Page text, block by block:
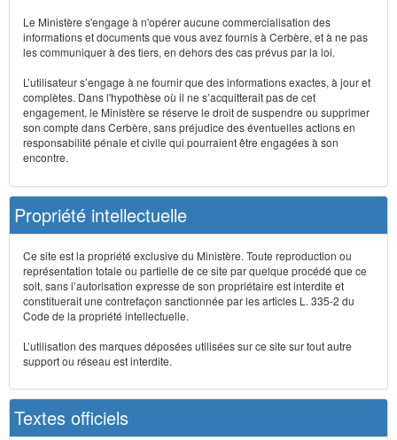
Le Ministère s'engage à n'opérer aucune commercialisation des
informations et documents que vous avez fournis à Cerbère, et à ne pas
les communiquer à des tiers, en dehors des cas prévus par la loi.
L’utilisateur s’engage à ne fournir que des informations exactes, à jour et
complètes. Dans l'hypothèse où il ne s’acquitterait pas de cet
engagement, le Ministère se réserve le droit de suspendre ou supprimer
son compte dans Cerbère, sans préjudice des éventuelles actions en
responsabilité pénale et civile qui pourraient être engagées à son
encontre.
Propriété intellectuelle
Ce site est la propriété exclusive du Ministère. Toute reproduction ou
représentation totale ou partielle de ce site par quelque procédé que ce
soit, sans l’autorisation expresse de son propriétaire est interdite et
constituerait une contrefaçon sanctionnée par les articles L. 335-2 du
Code de la propriété intellectuelle.
L’utilisation des marques déposées utilisées sur ce site sur tout autre
support ou réseau est interdite.
Textes officiels